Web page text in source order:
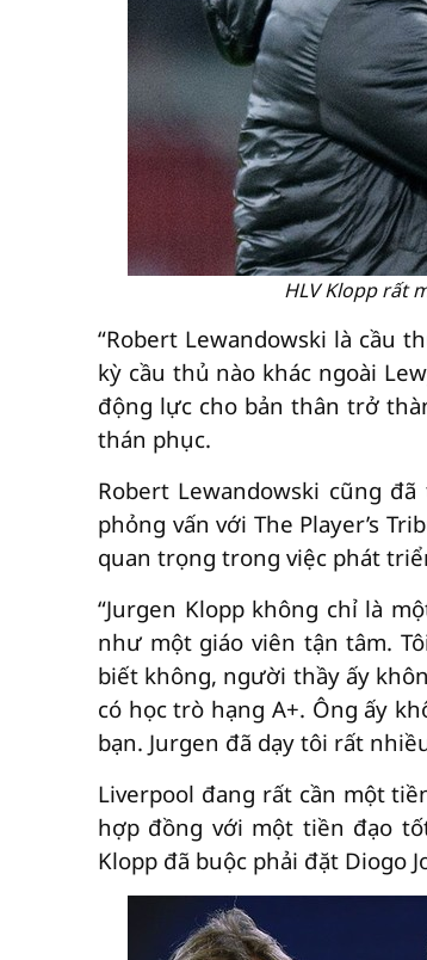
HLV Klopp rất
“Robert Lewandowski là cầu
kỳ cầu thủ nào khác ngoài
động lực cho bản thân trở
thán phục.
Robert Lewandowski cũng
phỏng vấn với The Player’s
quan trọng trong việc phát
“Jurgen Klopp không chỉ là
như một giáo viên tận tâm.
biết không, người thầy ấy
có học trò hạng A+. Ông ấy
bạn. Jurgen đã dạy tôi rất
Liverpool đang rất cần một
hợp đồng với một tiền đạo
Klopp đã buộc phải đặt Diogo